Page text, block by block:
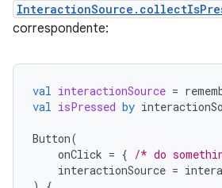
correspondente:
val interactionSource =
val isPressed by
Button(
onClick = { /* do
interactionSource =